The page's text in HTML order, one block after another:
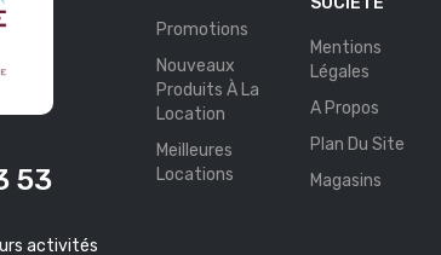
53
activités
Promotions
Nouveaux
Produits À La
Location
Meilleures
Locations
Mentions
Légales
A Propos
Plan Du Site
Magasins